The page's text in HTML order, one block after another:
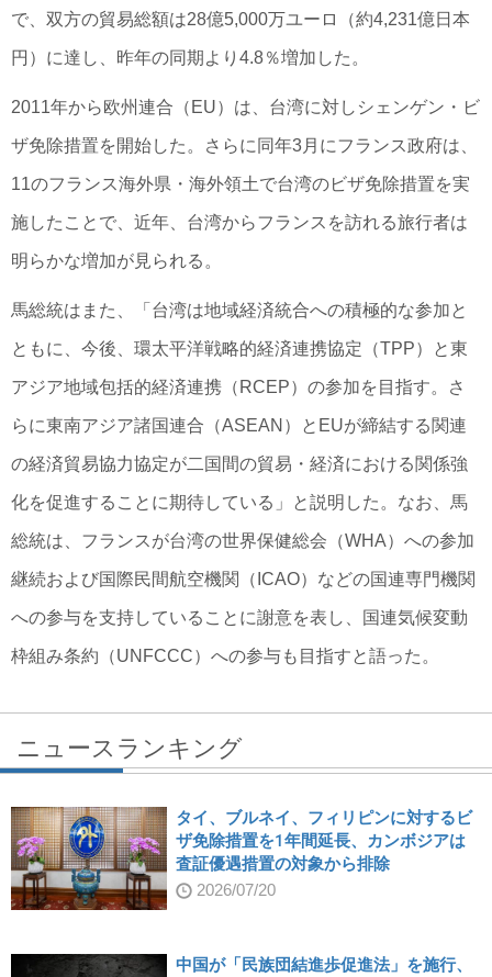
で、双方の貿易総額は28億5,000万ユーロ（約4,231億日本
円）に達し、昨年の同期より4.8％増加した。
2011年から欧州連合（EU）は、台湾に対しシェンゲン・ビ
ザ免除措置を開始した。さらに同年3月にフランス政府は、
11のフランス海外県・海外領土で台湾のビザ免除措置を実
施したことで、近年、台湾からフランスを訪れる旅行者は
明らかな増加が見られる。
馬総統はまた、「台湾は地域経済統合への積極的な参加と
ともに、今後、環太平洋戦略的経済連携協定（TPP）と東
アジア地域包括的経済連携（RCEP）の参加を目指す。さ
らに東南アジア諸国連合（ASEAN）とEUが締結する関連
の経済貿易協力協定が二国間の貿易・経済における関係強
化を促進することに期待している」と説明した。なお、馬
総統は、フランスが台湾の世界保健総会（WHA）への参加
継続および国際民間航空機関（ICAO）などの国連専門機関
への参与を支持していることに謝意を表し、国連気候変動
枠組み条約（UNFCCC）への参与も目指すと語った。
ニュースランキング
タイ、ブルネイ、フィリピンに対するビ
ザ免除措置を1年間延長、カンボジアは
査証優遇措置の対象から排除
2026/07/20
中国が「民族団結進歩促進法」を施行、